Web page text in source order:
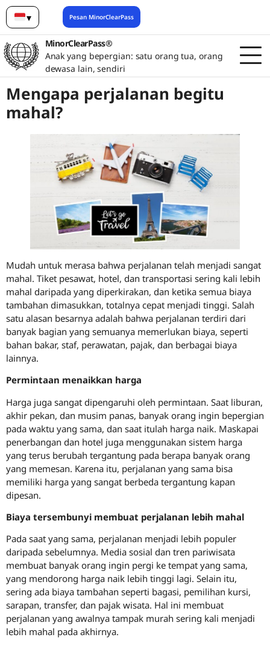
▾
Bahasa Indonesia
Pesan MinorClearPass
MinorClearPass®
Anak yang bepergian: satu orang tua, orang
dewasa lain, sendiri
Mengapa perjalanan begitu
mahal?
Mudah untuk merasa bahwa perjalanan telah menjadi sangat
mahal. Tiket pesawat, hotel, dan transportasi sering kali lebih
mahal daripada yang diperkirakan, dan ketika semua biaya
tambahan dimasukkan, totalnya cepat menjadi tinggi. Salah
satu alasan besarnya adalah bahwa perjalanan terdiri dari
banyak bagian yang semuanya memerlukan biaya, seperti
bahan bakar, staf, perawatan, pajak, dan berbagai biaya
lainnya.
Permintaan menaikkan harga
Harga juga sangat dipengaruhi oleh permintaan. Saat liburan,
akhir pekan, dan musim panas, banyak orang ingin bepergian
pada waktu yang sama, dan saat itulah harga naik. Maskapai
penerbangan dan hotel juga menggunakan sistem harga
yang terus berubah tergantung pada berapa banyak orang
yang memesan. Karena itu, perjalanan yang sama bisa
memiliki harga yang sangat berbeda tergantung kapan
dipesan.
Biaya tersembunyi membuat perjalanan lebih mahal
Pada saat yang sama, perjalanan menjadi lebih populer
daripada sebelumnya. Media sosial dan tren pariwisata
membuat banyak orang ingin pergi ke tempat yang sama,
yang mendorong harga naik lebih tinggi lagi. Selain itu,
sering ada biaya tambahan seperti bagasi, pemilihan kursi,
sarapan, transfer, dan pajak wisata. Hal ini membuat
perjalanan yang awalnya tampak murah sering kali menjadi
lebih mahal pada akhirnya.